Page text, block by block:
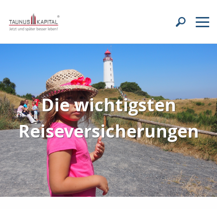
Die wichtigsten
Reiseversicherungen